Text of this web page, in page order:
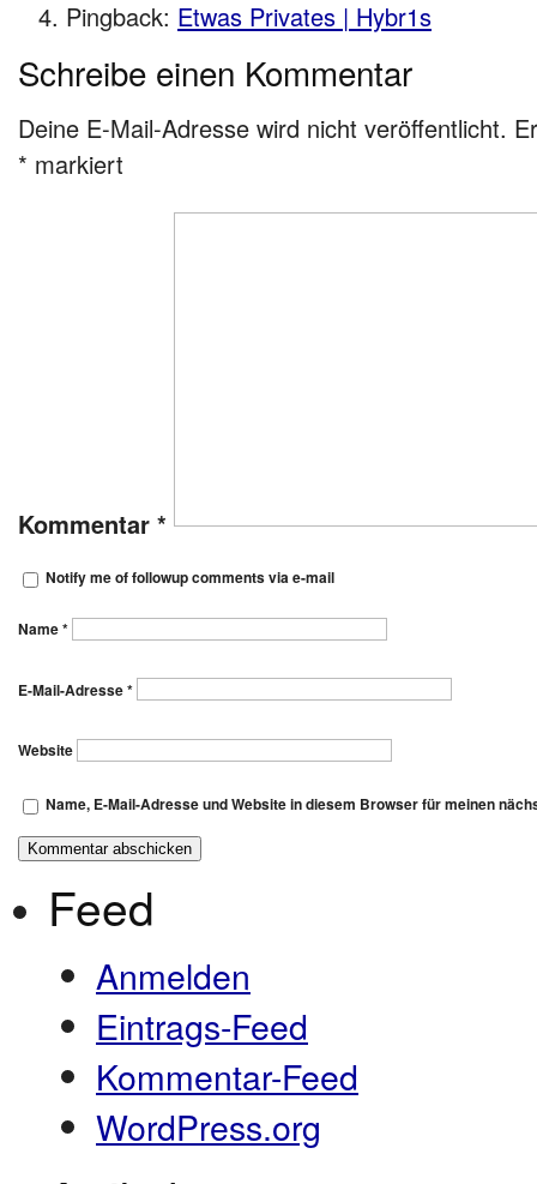
Pingback: Etwas Privates | Hybr1s
Schreibe einen Kommentar
Deine E-Mail-Adresse wird nicht veröffentlicht.
* markiert
Kommentar *
Notify me of followup comments via e-mail
Name*
E-Mail-Adresse*
Website
Name, E-Mail-Adresse und Website in diesem Browser für meinen
Feed
Anmelden
Eintrags-Feed
Kommentar-Feed
WordPress.org